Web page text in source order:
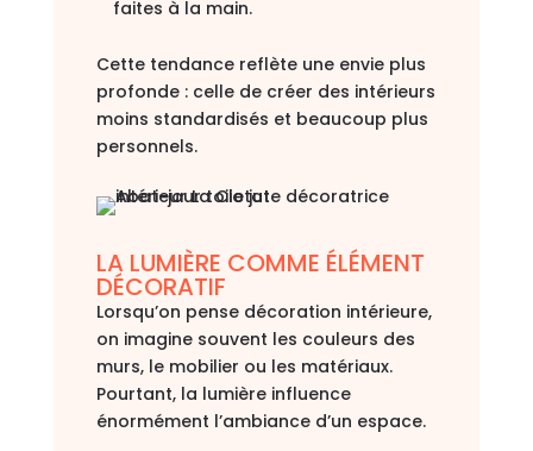
faites à la main.
Cette tendance reflète une envie plus
profonde : celle de créer des intérieurs
moins standardisés et beaucoup plus
personnels.
LA LUMIÈRE COMME ÉLÉMENT
DÉCORATIF
Lorsqu’on pense décoration intérieure,
on imagine souvent les couleurs des
murs, le mobilier ou les matériaux.
Pourtant, la lumière influence
énormément l’ambiance d’un espace.